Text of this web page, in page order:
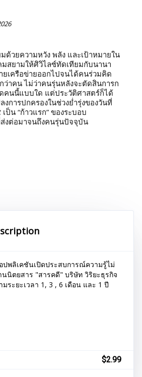
ด้วยความหวัง พลัง และเป้าหมายใน
มสยามให้ศิวิไลซ์ทัดเทียมกับนานา
ยเครือข่ายออกไปจนได้คนร่วมคิด
ว่าคน ไม่ว่าคนรุ่นหลังจะตัดสินการก
คนนี้แบบใด แต่ประวัติศาสตร์ก็ได้
การปกครองในช่วงย่ำรุ่งของวันที่
น “ก้าวแรก” ของระบอบ
งต่อมาจนถึงคนรุ่นปัจจุบัน
ปพลิเคชันเปิดประสบการณ์ความรู้ไม่
นิตยสาร "สารคดี" บริษัท วิริยะธุรกิจ
ระยะเวลา 1, 3 , 6 เดือน และ 1 ปี
$2.99